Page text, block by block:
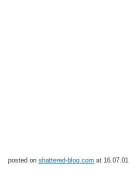
posted on shattered-blog.com at 16.07.01